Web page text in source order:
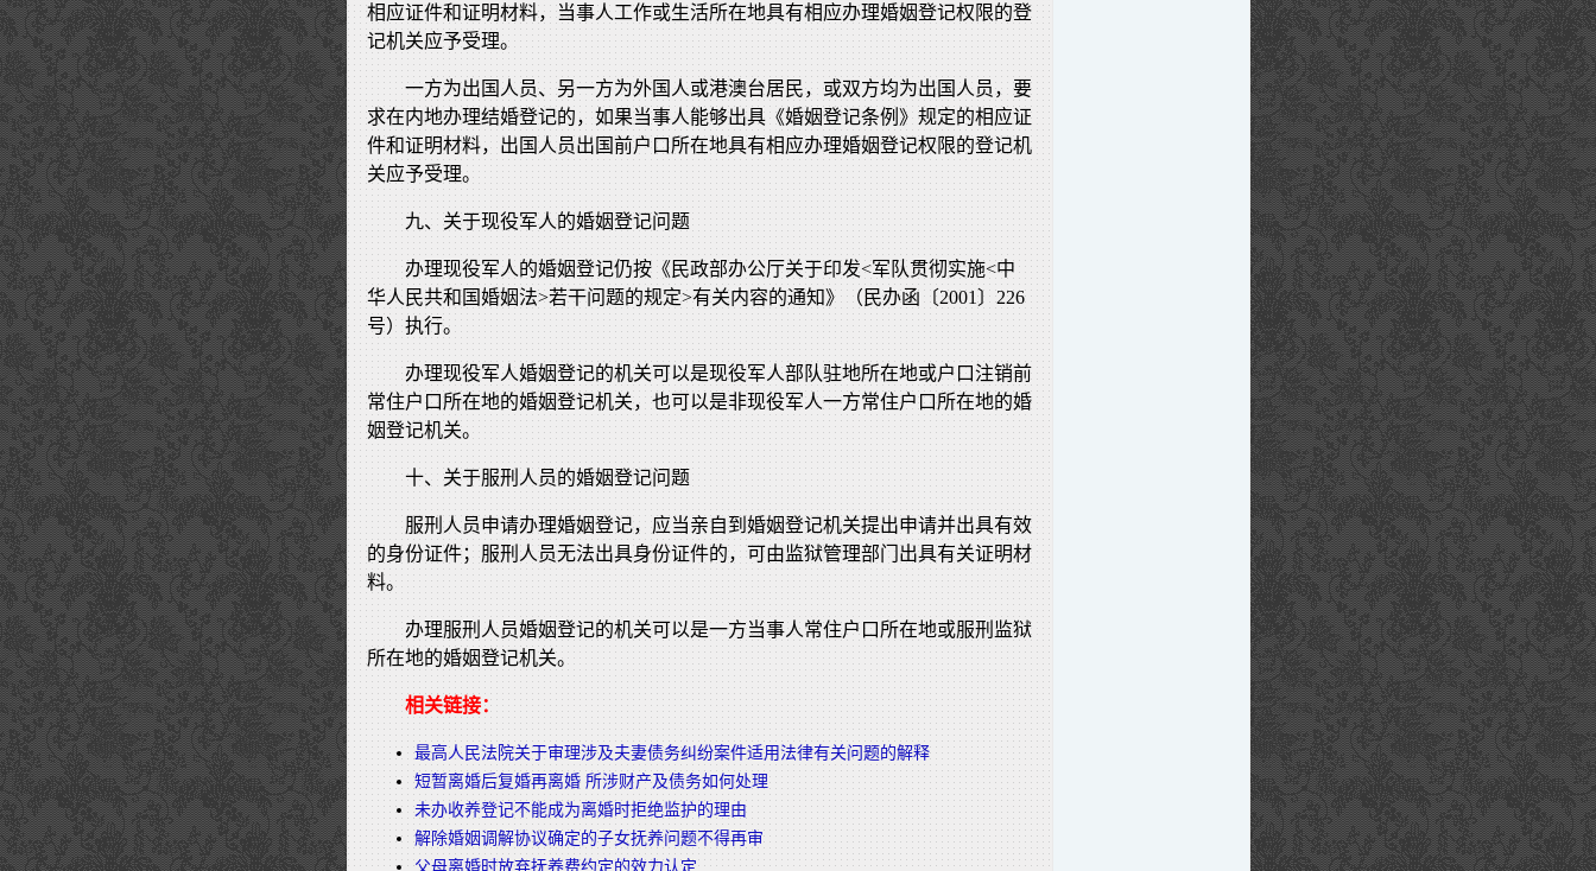
相应证件和证明材料，当事人工作或生活所在地具有相应办理婚姻登记权限的登
记机关应予受理。
一方为出国人员、另一方为外国人或港澳台居民，或双方均为出国人员，要
求在内地办理结婚登记的，如果当事人能够出具《婚姻登记条例》规定的相应证
件和证明材料，出国人员出国前户口所在地具有相应办理婚姻登记权限的登记机
关应予受理。
九、关于现役军人的婚姻登记问题
办理现役军人的婚姻登记仍按《民政部办公厅关于印发<军队贯彻实施<中
华人民共和国婚姻法>若干问题的规定>有关内容的通知》（民办函〔2001〕226
号）执行。
办理现役军人婚姻登记的机关可以是现役军人部队驻地所在地或户口注销前
常住户口所在地的婚姻登记机关，也可以是非现役军人一方常住户口所在地的婚
姻登记机关。
十、关于服刑人员的婚姻登记问题
服刑人员申请办理婚姻登记，应当亲自到婚姻登记机关提出申请并出具有效
的身份证件；服刑人员无法出具身份证件的，可由监狱管理部门出具有关证明材
料。
办理服刑人员婚姻登记的机关可以是一方当事人常住户口所在地或服刑监狱
所在地的婚姻登记机关。
相关链接：
最高人民法院关于审理涉及夫妻债务纠纷案件适用法律有关问题的解释
短暂离婚后复婚再离婚 所涉财产及债务如何处理
未办收养登记不能成为离婚时拒绝监护的理由
解除婚姻调解协议确定的子女抚养问题不得再审
父母离婚时放弃抚养费约定的效力认定